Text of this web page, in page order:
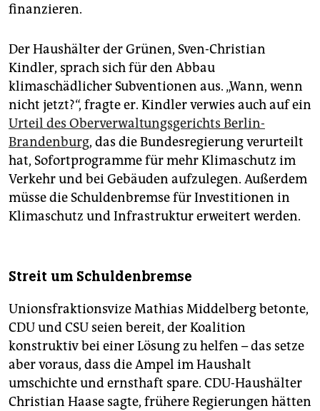
finanzieren.
Der Haushälter der Grünen, Sven-Christian
Kindler, sprach sich für den Abbau
klimaschädlicher Subventionen aus. „Wann, wenn
nicht jetzt?“, fragte er. Kindler verwies auch auf ein
Urteil des Oberverwaltungsgerichts Berlin-
Brandenburg, das die Bundesregierung verurteilt
hat, Sofortprogramme für mehr Klimaschutz im
Verkehr und bei Gebäuden aufzulegen. Außerdem
müsse die Schuldenbremse für Investitionen in
Klimaschutz und Infrastruktur erweitert werden.
Streit um Schuldenbremse
Unionsfraktionsvize Mathias Middelberg betonte,
CDU und CSU seien bereit, der Koalition
konstruktiv bei einer Lösung zu helfen – das setze
aber voraus, dass die Ampel im Haushalt
umschichte und ernsthaft spare. CDU-Haushälter
Christian Haase sagte, frühere Regierungen hätten